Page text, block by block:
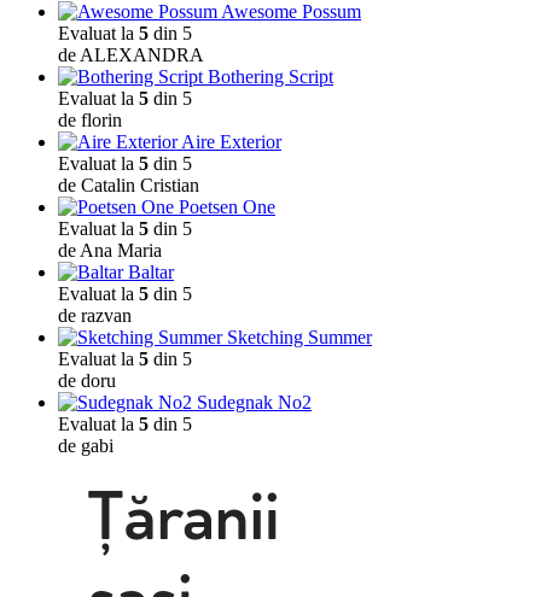
Awesome Possum
Evaluat la 5 din 5
de ALEXANDRA
Bothering Script
Evaluat la 5 din 5
de florin
Aire Exterior
Evaluat la 5 din 5
de Catalin Cristian
Poetsen One
Evaluat la 5 din 5
de Ana Maria
Baltar
Evaluat la 5 din 5
de razvan
Sketching Summer
Evaluat la 5 din 5
de doru
Sudegnak No2
Evaluat la 5 din 5
de gabi